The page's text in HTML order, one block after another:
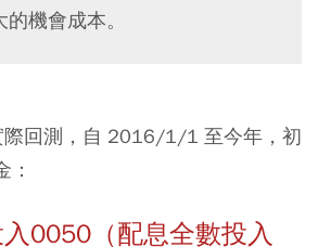
機會成本。
際回測，自 2016/1/1 至今年，初
0050（配息全數投入